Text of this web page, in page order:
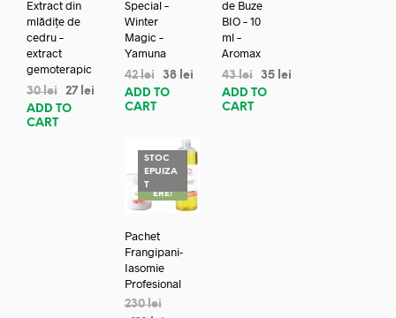
Extract din
mlădițe de
cedru –
extract
gemoterapic
30lei 27 lei
ADD TO
CART
Special –
Winter
Magic –
Yamuna
42lei 38 lei
ADD TO
CART
de Buze
BIO – 10
ml –
Aromax
43lei 35 lei
ADD TO
CART
STOC
EPUIZA
TREDUC
ERE!
Pachet
Frangipani-
Iasomie
Profesional
230lei